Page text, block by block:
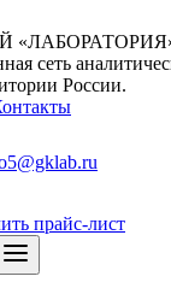
сеть
России.
прайс-лист